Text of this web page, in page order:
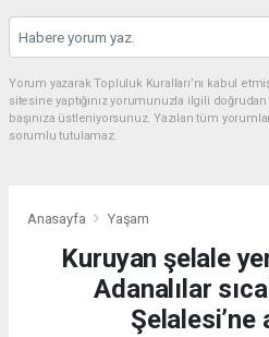
Yorum yazarak Topluluk Kuralları’nı kabul
sitesine yaptığınız yorumunuzla ilgili
başınıza üstleniyorsunuz. Yazılan tüm
sorumlu tutulamaz.
Anasayfa Yaşam
Kuruyan şelale
Adanalılar
Şelalesi’ne